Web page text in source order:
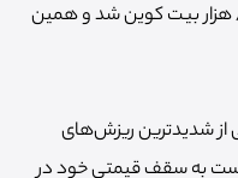
معاملات بیت کوین را در اختیار داشت. نقص امنیتی موجود در این پلتفرم، منجر به سرقت 850 هزار بیت کوین شد و همین
از دست داد و یکی از شدیدترین ریزش‌های
تنها در فوریه 2013 بود که دوباره توانست به سقف قیمتی خود در